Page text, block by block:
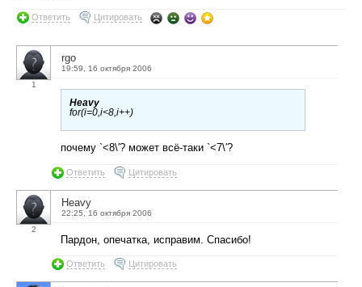
Ответить Цитировать
1
rgo
19:59, 16 октября 2006
Heavy
for(i=0,i<8,i++)
почему `<8\′? может всё-таки `<7\′?
Ответить Цитировать
2
Heavy
22:25, 16 октября 2006
Пардон, опечатка, исправим. Спасибо!
Ответить Цитировать